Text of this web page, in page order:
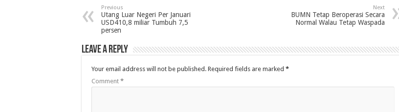
Previous
Utang Luar Negeri Per Januari
USD410,8 miliar Tumbuh 7,5
persen
Next
BUMN Tetap Beroperasi Secara
Normal Walau Tetap Waspada
Leave a Reply
Your email address will not be published. Required fields are marked *
Comment *